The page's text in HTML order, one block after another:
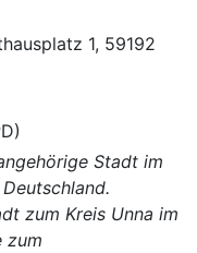
1, 59192
Stadt im
zum Kreis Unna im
zum